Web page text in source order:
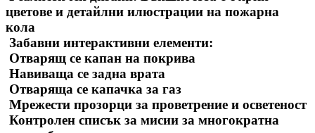
цветове и детайлни илюстрации на пожарна
кола
Забавни интерактивни елементи:
Отварящ се капан на покрива
Навиваща се задна врата
Отваряща се капачка за газ
Мрежести прозорци за проветрение и осветеност
Контролен списък за мисии за многократна